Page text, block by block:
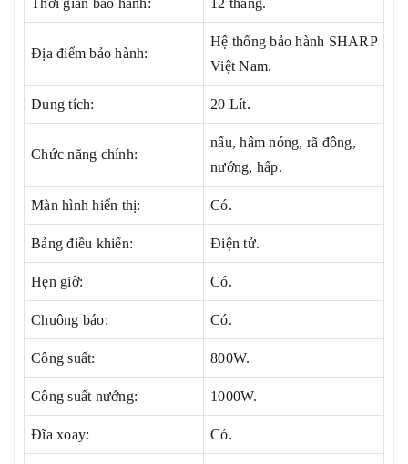
Thời gian bảo hành: 12 tháng.
Địa điểm bảo hành:
Hệ thống bảo hành SHARP
Việt Nam.
Dung tích: 20 Lít.
Chức năng chính:
nấu, hâm nóng, rã đông,
nướng, hấp.
Màn hình hiển thị: Có.
Bảng điều khiển: Điện tử.
Hẹn giờ: Có.
Chuông báo: Có.
Công suất: 800W.
Công suất nướng: 1000W.
Đĩa xoay: Có.